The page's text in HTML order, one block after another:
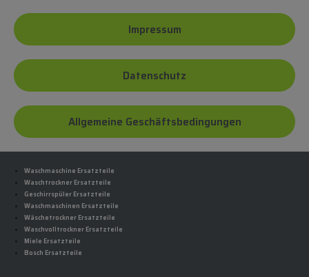
Impressum
Datenschutz
Allgemeine Geschäftsbedingungen
Waschmaschine Ersatzteile
Waschtrockner Ersatzteile
Geschirrspüler Ersatzteile
Waschmaschinen Ersatzteile
Wäschetrockner Ersatzteile
Waschvolltrockner Ersatzteile
Miele Ersatzteile
Bosch Ersatzteile